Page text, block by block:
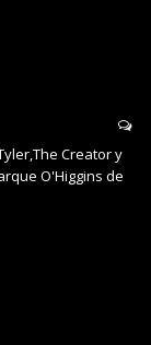
Creator y
O'Higgins de